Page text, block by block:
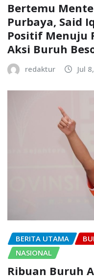
Bertemu
Purbaya, Said
Positif Menuju
Aksi Buruh
redaktur Jul
BERITA UTAMA
NASIONAL
Ribuan Buruh